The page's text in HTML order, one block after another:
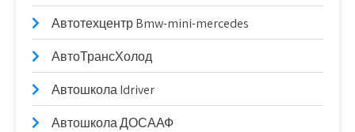
Автотехцентр Bmw-mini-mercedes
АвтоТрансХолод
Автошкола Idriver
Автошкола ДОСААФ